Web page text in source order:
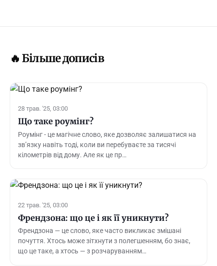
🔥 Більше дописів
28 трав. '25, 03:00
Що таке роумінг?
Роумінг - це магічне слово, яке дозволяє залишатися на
зв’язку навіть тоді, коли ви перебуваєте за тисячі
кілометрів від дому. Але як це пр…
22 трав. '25, 03:00
Френдзона: що це і як її уникнути?
Френдзона — це слово, яке часто викликає змішані
почуття. Хтось може зітхнути з полегшенням, бо знає,
що це таке, а хтось — з розчаруванням…